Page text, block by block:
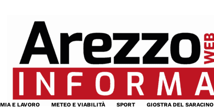
E LAVORO METEO E VIABILITÀ SPORT GIOSTRA DEL SARACINO